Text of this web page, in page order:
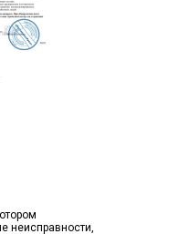
неисправности,